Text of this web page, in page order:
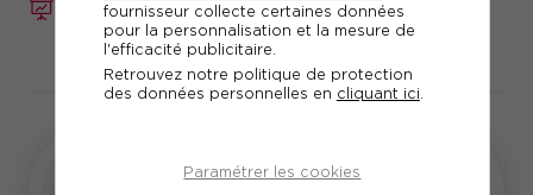
fournisseur collecte certaines données
pour la personnalisation et la mesure de
l'efficacité publicitaire.
Retrouvez notre politique de protection
des données personnelles en cliquant ici
Paramétrer les cookies
FORMATION Réf. 12768
Télécharger le programme